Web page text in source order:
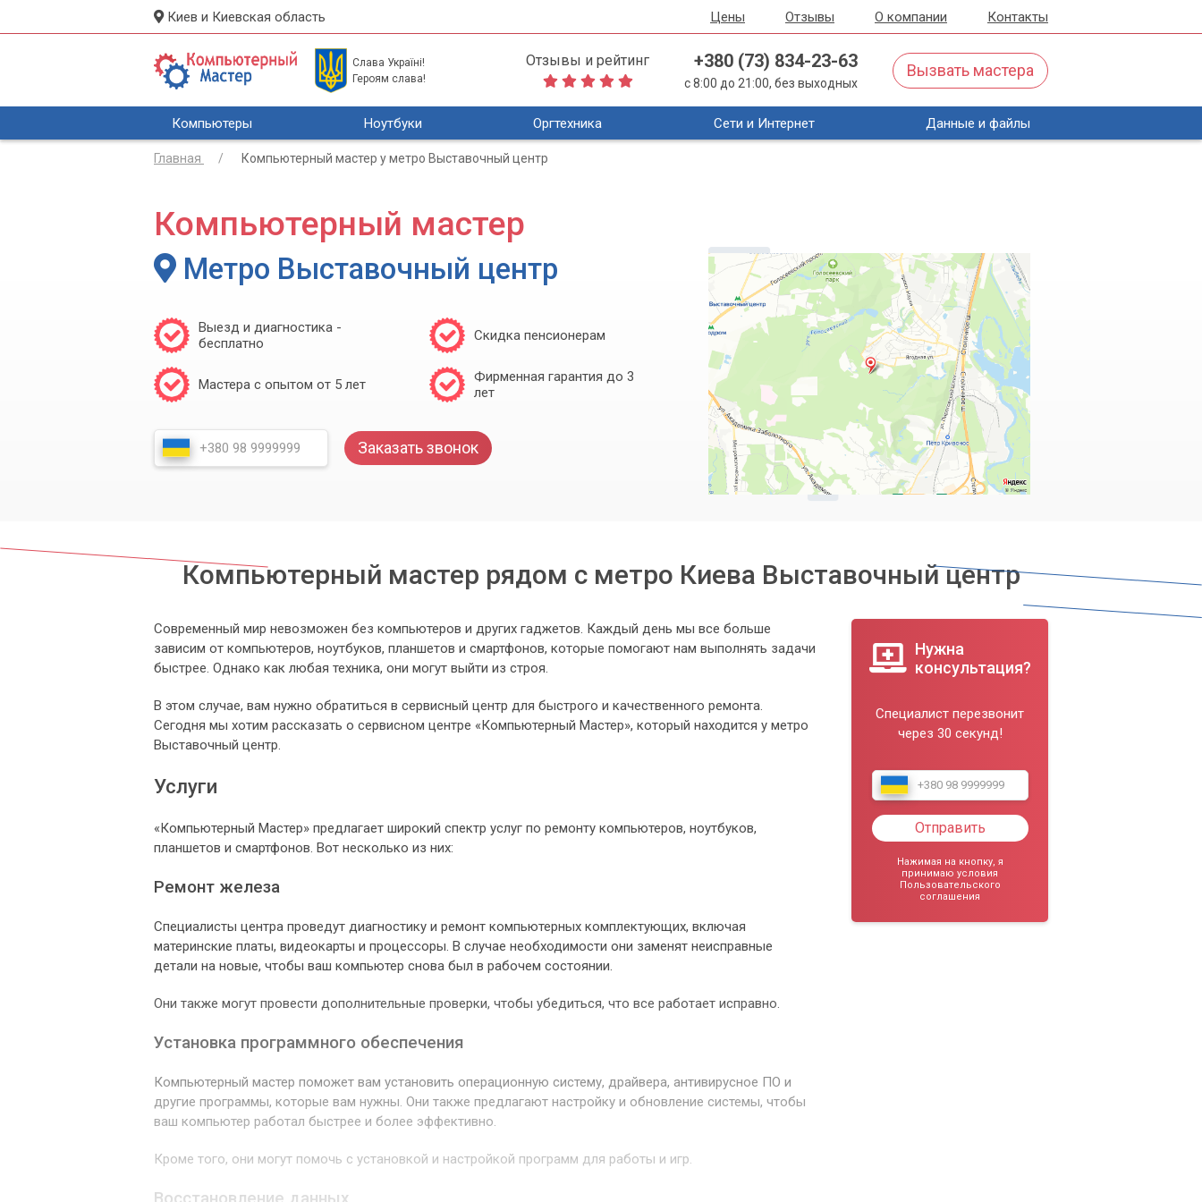
Киев и Киевская область Цены Отзывы О компании Контакты
Слава Україні!
Героям слава!
Отзывы и рейтинг +380 (73) 834-23-63
с 8:00 до 21:00, без выходных
Вызвать мастера
Компьютеры Ноутбуки Оргтехника Сети и Интернет Данные и файлы
Главная Компьютерный мастер у метро Выставочный центр
Компьютерный мастер
Метро Выставочный центр
Выезд и диагностика -
бесплатно
Скидка пенсионерам
Мастера с опытом от 5 лет
Фирменная гарантия до 3
лет
Заказать звонок
Компьютерный мастер рядом с метро Киева Выставочный центр
Современный мир невозможен без компьютеров и других гаджетов. Каждый день мы все больше
зависим от компьютеров, ноутбуков, планшетов и смартфонов, которые помогают нам выполнять задачи
быстрее. Однако как любая техника, они могут выйти из строя.
В этом случае, вам нужно обратиться в сервисный центр для быстрого и качественного ремонта.
Сегодня мы хотим рассказать о сервисном центре «Компьютерный Мастер», который находится у метро
Выставочный центр.
Услуги
«Компьютерный Мастер» предлагает широкий спектр услуг по ремонту компьютеров, ноутбуков,
планшетов и смартфонов. Вот несколько из них:
Ремонт железа
Специалисты центра проведут диагностику и ремонт компьютерных комплектующих, включая
материнские платы, видеокарты и процессоры. В случае необходимости они заменят неисправные
детали на новые, чтобы ваш компьютер снова был в рабочем состоянии.
Они также могут провести дополнительные проверки, чтобы убедиться, что все работает исправно.
Установка программного обеспечения
Компьютерный мастер поможет вам установить операционную систему, драйвера, антивирусное ПО и
другие программы, которые вам нужны. Они также предлагают настройку и обновление системы, чтобы
ваш компьютер работал быстрее и более эффективно.
Кроме того, они могут помочь с установкой и настройкой программ для работы и игр.
Нужна
консультация?
Специалист перезвонит
через 30 секунд!
Отправить
Нажимая на кнопку, я
принимаю условия
Пользовательского
соглашения